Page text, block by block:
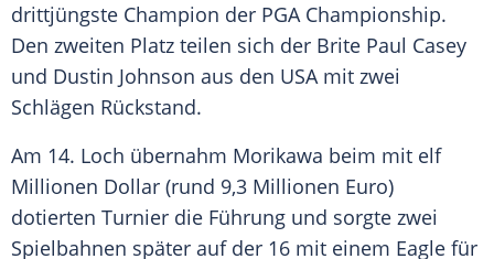
drittjüngste Champion der PGA Championship.
Den zweiten Platz teilen sich der Brite Paul Casey
und Dustin Johnson aus den USAmit zwei
Schlägen Rückstand.
Am 14. Loch übernahm Morikawa beim mit elf
Millionen Dollar (rund 9,3 Millionen Euro)
dotierten Turnier die Führung und sorgte zwei
Spielbahnen später auf der 16 mit einem Eagle für